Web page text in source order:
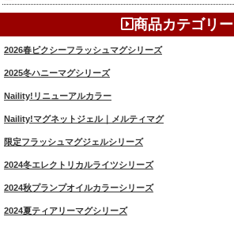
商品カテゴリー
2026春ピクシーフラッシュマグシリーズ
2025冬ハニーマグシリーズ
Naility!リニューアルカラー
Naility!マグネットジェル｜メルティマグ
限定フラッシュマグジェルシリーズ
2024冬エレクトリカルライツシリーズ
2024秋プランプオイルカラーシリーズ
2024夏ティアリーマグシリーズ